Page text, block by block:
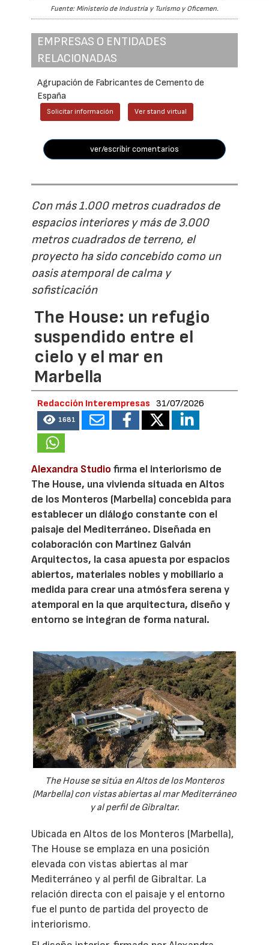
Fuente: Ministerio de Industria y Turismo y Oficemen.
EMPRESAS O ENTIDADES
RELACIONADAS
Agrupación de Fabricantes de Cemento de
España
Solicitar información Ver stand virtual
ver/escribir comentarios
Con más 1.000 metros cuadrados de
espacios interiores y más de 3.000
metros cuadrados de terreno, el
proyecto ha sido concebido como un
oasis atemporal de calma y
sofisticación
The House: un refugio
suspendido entre el
cielo y el mar en
Marbella
Redacción Interempresas 31/07/2026
1681
Alexandra Studio firma el interiorismo de
The House, una vivienda situada en Altos
de los Monteros (Marbella) concebida para
establecer un diálogo constante con el
paisaje del Mediterráneo. Diseñada en
colaboración con Martinez Galván
Arquitectos, la casa apuesta por espacios
abiertos, materiales nobles y mobiliario a
medida para crear una atmósfera serena y
atemporal en la que arquitectura, diseño y
entorno se integran de forma natural.
The House se sitúa en Altos de los Monteros
(Marbella) con vistas abiertas al mar Mediterráneo
y al perfil de Gibraltar.
Ubicada en Altos de los Monteros (Marbella),
The House se emplaza en una posición
elevada con vistas abiertas al mar
Mediterráneo y al perfil de Gibraltar. La
relación directa con el paisaje y el entorno
fue el punto de partida del proyecto de
interiorismo.